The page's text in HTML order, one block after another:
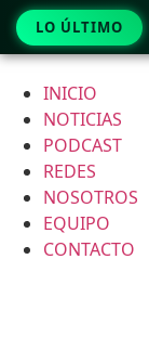
Ir
contenido
INICIO
NOTICIAS
PODCAST
REDES
NOSOTROS
EQUIPO
CONTACTO
LO ÚLTIMO
Crack only